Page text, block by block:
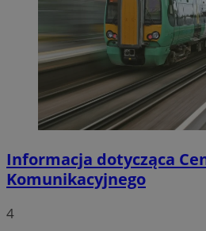
Informacja dotycząca
Komunikacyjnego
4